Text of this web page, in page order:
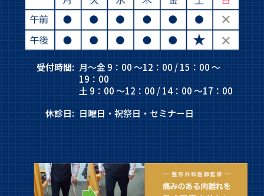
受付時間: 月～金 9：00 ～12：00 / 15：00 ～
19：00
土 9：00 ～12：00 / 14：00 ～17：00
休診日: 日曜日・祝祭日・セミナー日